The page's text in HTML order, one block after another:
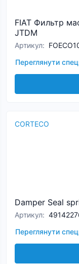
FIAT Фильтр
JTDM
Артикул:
Переглянути
CORTECO
Damper Seal
Артикул:
Переглянути